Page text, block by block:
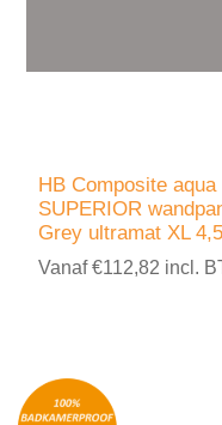
HB Composite
SUPERIOR
Grey ultramat XL
Vanaf €112,82 incl.